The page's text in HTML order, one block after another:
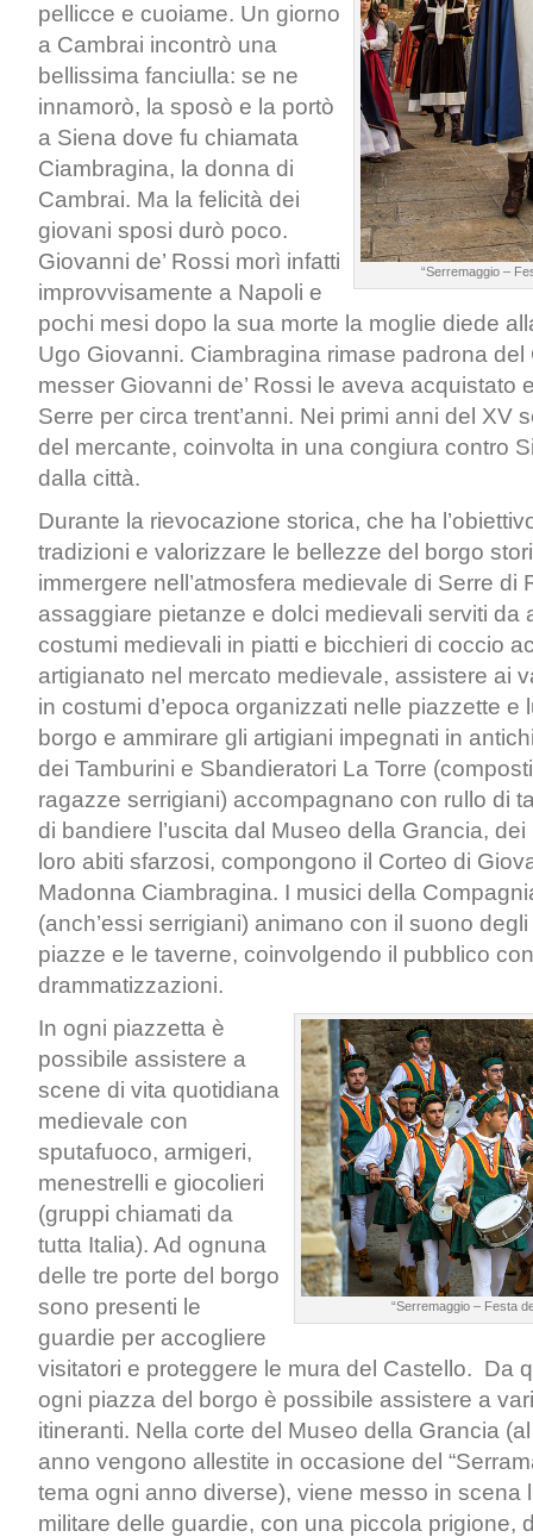
“Serremaggio –
pellicce e cuoiame. Un giorno
a Cambrai incontrò una
bellissima fanciulla: se ne
innamorò, la sposò e la portò
a Siena dove fu chiamata
Ciambragina, la donna di
Cambrai. Ma la felicità dei
giovani sposi durò poco.
Giovanni de’ Rossi morì infatti
improvvisamente a Napoli e
pochi mesi dopo la sua morte la moglie diede
Ugo Giovanni. Ciambragina rimase padrona del
messer Giovanni de’ Rossi le aveva acquistato
Serre per circa trent’anni. Nei primi anni del XV
del mercante, coinvolta in una congiura contro
dalla città.
Durante la rievocazione storica, che ha
tradizioni e valorizzare le bellezze del borgo
immergere nell’atmosfera medievale di Serre di
assaggiare pietanze e dolci medievali serviti da
costumi medievali in piatti e bicchieri di coccio
artigianato nel mercato medievale, assistere ai
in costumi d’epoca organizzati nelle piazzette e
borgo e ammirare gli artigiani impegnati in
dei Tamburini e Sbandieratori La Torre
ragazze serrigiani) accompagnano con rullo di
di bandiere l’uscita dal Museo della Grancia,
loro abiti sfarzosi, compongono il Corteo di
Madonna Ciambragina. I musici della
(anch’essi serrigiani) animano con il suono
piazze e le taverne, coinvolgendo il pubblico
drammatizzazioni.
“Serremaggio – Festa
In ogni piazzetta è
possibile assistere a
scene di vita quotidiana
medievale con
sputafuoco, armigeri,
menestrelli e giocolieri
(gruppi chiamati da
tutta Italia). Ad ognuna
delle tre porte del borgo
sono presenti le
guardie per accogliere
visitatori e proteggere le mura del Castello. Da
ogni piazza del borgo è possibile assistere a
itineranti. Nella corte del Museo della Grancia
anno vengono allestite in occasione del
tema ogni anno diverse), viene messo in scena
militare delle guardie, con una piccola prigione,